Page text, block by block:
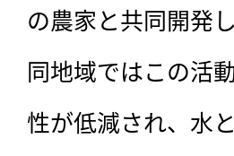
の農家と共同開発
同地域ではこの活
性が低減され、水